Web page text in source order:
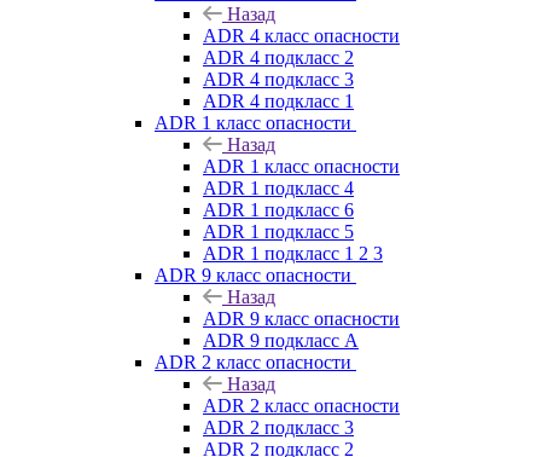
Назад
ADR 4 класс опасности
ADR 4 подкласс 2
ADR 4 подкласс 3
ADR 4 подкласс 1
ADR 1 класс опасности
Назад
ADR 1 класс опасности
ADR 1 подкласс 4
ADR 1 подкласс 6
ADR 1 подкласс 5
ADR 1 подкласс 1 2 3
ADR 9 класс опасности
Назад
ADR 9 класс опасности
ADR 9 подкласс A
ADR 2 класс опасности
Назад
ADR 2 класс опасности
ADR 2 подкласс 3
ADR 2 подкласс 2